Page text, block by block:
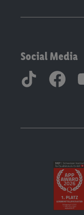
Social Media